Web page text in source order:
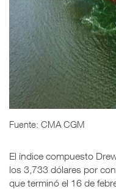
Fuente: CMA CGM
El índice compuesto
los 3,733 dólares por
que terminó el 16 de